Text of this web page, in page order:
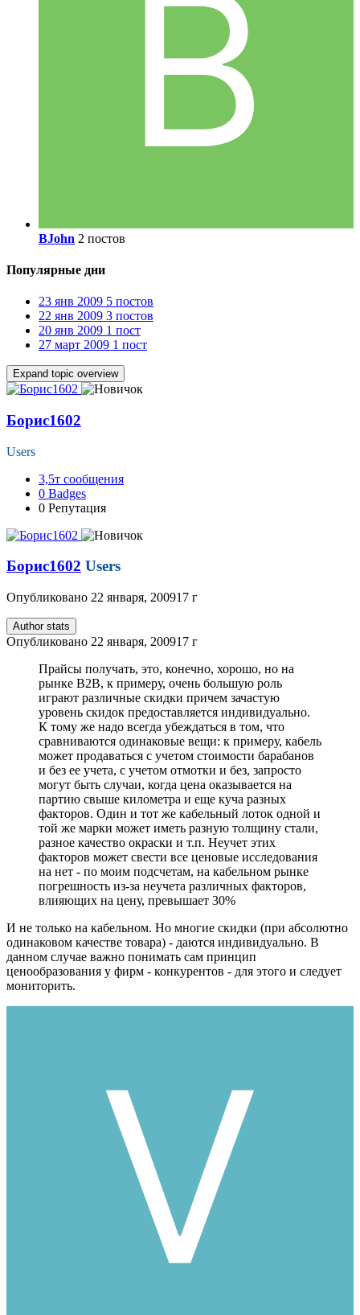
BJohn 2 постов
Популярные дни
23 янв 2009 5 постов
22 янв 2009 3 постов
20 янв 2009 1 пост
27 март 2009 1 пост
Expand topic overview
Борис1602
Users
3,5т сообщения
0 Badges
0 Репутация
Борис1602 Users
Опубликовано 22 января, 200917 г
Author stats
Опубликовано 22 января, 200917 г
Прайсы получать, это, конечно, хорошо, но на
рынке B2B, к примеру, очень большую роль
играют различные скидки причем зачастую
уровень скидок предоставляется индивидуально.
К тому же надо всегда убеждаться в том, что
сравниваются одинаковые вещи: к примеру, кабель
может продаваться с учетом стоимости барабанов
и без ее учета, с учетом отмотки и без, запросто
могут быть случаи, когда цена оказывается на
партию свыше километра и еще куча разных
факторов. Один и тот же кабельный лоток одной и
той же марки может иметь разную толщину стали,
разное качество окраски и т.п. Неучет этих
факторов может свести все ценовые исследования
на нет - по моим подсчетам, на кабельном рынке
погрешность из-за неучета различных факторов,
влияющих на цену, превышает 30%
И не только на кабельном. Но многие скидки (при абсолютно
одинаковом качестве товара) - даются индивидуально. В
данном случае важно понимать сам принцип
ценообразования у фирм - конкурентов - для этого и следует
мониторить.